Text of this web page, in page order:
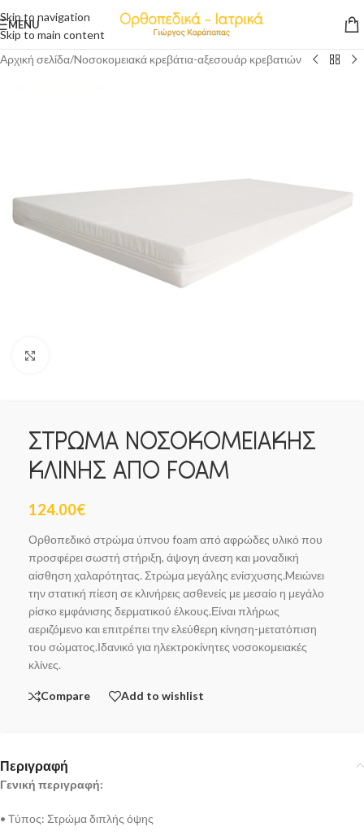
Skip to navigation
Skip to main content
MENU
Αρχική σελίδα/Nοσοκομειακά κρεβάτια-αξεσουάρ κρεβατιών
ΣΤΡΩΜΑ ΝΟΣΟΚΟΜΕΙΑΚΗΣ
ΚΛΙΝΗΣ ΑΠΟ FOAM
124.00€
Ορθοπεδικό στρώμα ύπνου foam από αφρώδες υλικό που
προσφέρει σωστή στήριξη, άψογη άνεση και μοναδική
αίσθηση χαλαρότητας. Στρώμα μεγάλης ενίσχυσης.Mειώνει
την στατική πίεση σε κλινήρεις ασθενείς με μεσαίο η μεγάλο
ρίσκο εμφάνισης δερματικού έλκους.Είναι πλήρως
αεριζόμενο και επιτρέπει την ελεύθερη κίνηση-μετατόπιση
του σώματος.Ιδανικό για ηλεκτροκίνητες νοσοκομειακές
κλίνες.
Compare Add to wishlist
Περιγραφή
Γενική περιγραφή:
• Τύπος: Στρώμα διπλής όψης